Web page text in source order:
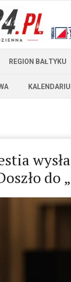
REGION BAŁTYKU
do